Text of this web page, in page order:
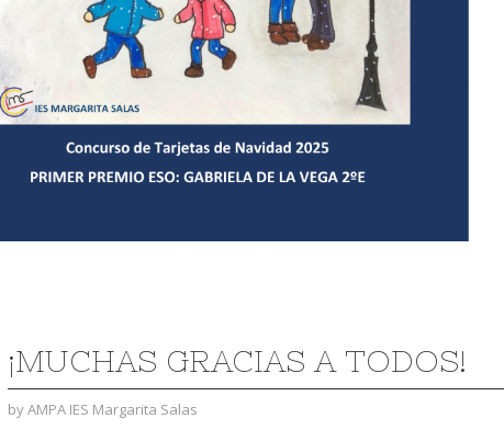
¡MUCHAS GRACIAS A TODOS!
byAMPA IES Margarita Salas